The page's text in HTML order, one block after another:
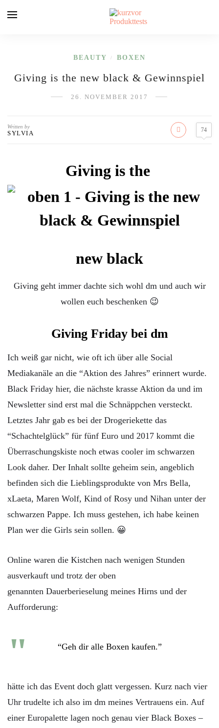
BEAUTY / BOXEN
Giving is the new black & Gewinnspiel
26. NOVEMBER 2017
Written by
SYLVIA 74
Giving is the
new black
Giving geht immer dachte sich wohl dm und auch wir
wollen euch beschenken 😉
Giving Friday bei dm
Ich weiß gar nicht, wie oft ich über alle Social
Mediakanäle an die “Aktion des Jahres” erinnert wurde.
Black Friday hier, die nächste krasse Aktion da und im
Newsletter sind erst mal die Schnäppchen versteckt.
Letztes Jahr gab es bei der Drogeriekette das
“Schachtelglück” für fünf Euro und 2017 kommt die
Überraschungskiste noch etwas cooler im schwarzen
Look daher. Der Inhalt sollte geheim sein, angeblich
befinden sich die Lieblingsprodukte von Mrs Bella,
xLaeta, Maren Wolf, Kind of Rosy und Nihan unter der
schwarzen Pappe. Ich muss gestehen, ich habe keinen
Plan wer die Girls sein sollen. 😀
Online waren die Kistchen nach wenigen Stunden
ausverkauft und trotz der oben
genannten Dauerberieselung meines Hirns und der
Aufforderung:
“Geh dir alle Boxen kaufen.”
hätte ich das Event doch glatt vergessen. Kurz nach vier
Uhr trudelte ich also im dm meines Vertrauens ein. Auf
einer Europalette lagen noch genau vier Black Boxes –